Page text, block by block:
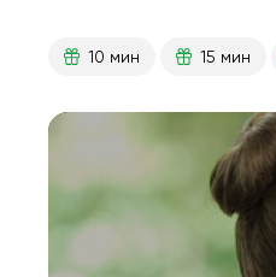
10 мин 15 мин